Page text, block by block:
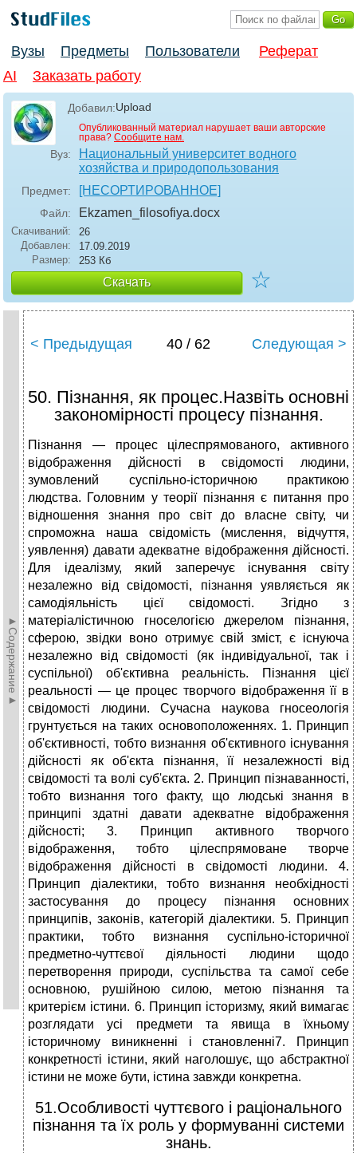
Вузы Предметы Пользователи
Реферат
AI
Заказать работу
Добавил:Upload
Опубликованный материал нарушает ваши авторские
права? Сообщите нам.
Вуз:
Национальный университет водного
хозяйства и природопользования
Предмет: [НЕСОРТИРОВАННОЕ]
Файл: Ekzamen_filosofiya.docx
Скачиваний:
26
Добавлен:
17.09.2019
Размер:
253 Кб
Скачать ☆
►Содержание►
< Предыдущая 40 / 62 Следующая >
50. Пізнання, як процес.Назвіть основні
закономірності процесу пізнання.
Пізнання — процес цілеспрямованого, активного
відображення дійсності в свідомості людини,
зумовлений суспільно-історичною практикою
людства. Головним у теорії пізнання є питання про
відношення знання про світ до власне світу, чи
спроможна наша свідомість (мислення, відчуття,
уявлення) давати адекватне відображення дійсності.
Для ідеалізму, який заперечує існування світу
незалежно від свідомості, пізнання уявляється як
самодіяльність цієї свідомості. Згідно з
матеріалістичною гноселогією джерелом пізнання,
сферою, звідки воно отримує свій зміст, є існуюча
незалежно від свідомості (як індивідуальної, так і
суспільної) об'єктивна реальність. Пізнання цієї
реальності — це процес творчого відображення її в
свідомості людини. Сучасна наукова гносеологія
грунтується на таких основоположеннях. 1. Принцип
об'єктивності, тобто визнання об'єктивного існування
дійсності як об'єкта пізнання, її незалежності від
свідомості та волі суб'єкта. 2. Принцип пізнаванності,
тобто визнання того факту, що людські знання в
принципі здатні давати адекватне відображення
дійсності; 3. Принцип активного творчого
відображення, тобто цілеспрямоване творче
відображення дійсності в свідомості людини. 4.
Принцип діалектики, тобто визнання необхідності
застосування до процесу пізнання основних
принципів, законів, категорій діалектики. 5. Принцип
практики, тобто визнання суспільно-історичної
предметно-чуттєвої діяльності людини щодо
перетворення природи, суспільства та самої себе
основною, рушійною силою, метою пізнання та
критерієм істини. 6. Принцип історизму, який вимагає
розглядати усі предмети та явища в їхньому
історичному виникненні і становленні7. Принцип
конкретності істини, який наголошує, що абстрактної
істини не може бути, істина завжди конкретна.
51.Особливості чуттєвого і раціонального
пізнання та їх роль у формуванні системи
знань.